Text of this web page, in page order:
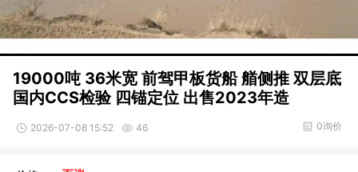
19000吨 36米宽 前驾甲板货船 艏侧推 双层底
国内CCS检验 四锚定位 出售2023年造
2026-07-08 15:52 46 0询价